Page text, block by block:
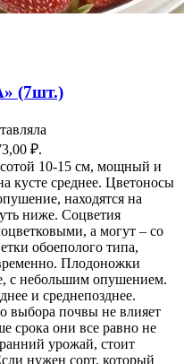
(7шт.)
₽.
10-15 см, мощный и
кусте среднее. Цветоносы
находятся на
ниже. Соцветия
а могут – со
обоеполого типа,
Плодоножки
с небольшим опушением.
и среднепозднее.
выбора почвы не влияет
срока они все равно не
урожай, стоит
нужен сорт, который